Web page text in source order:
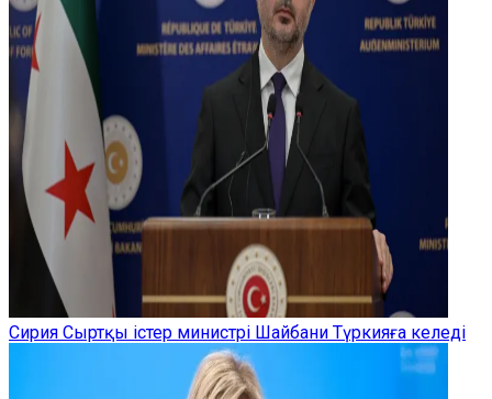
Сирия Сыртқы істер министрі Шайбани Түркияға келеді